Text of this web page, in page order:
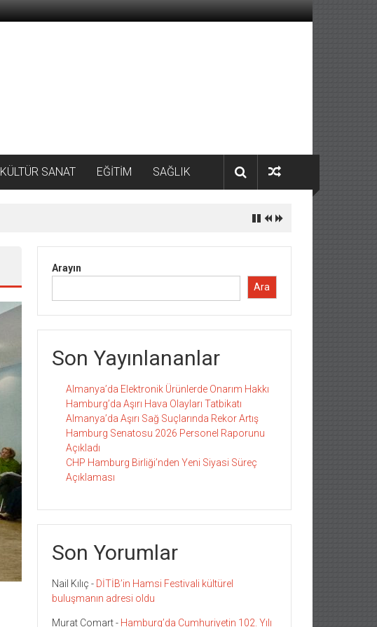
KÜLTÜR SANAT EĞİTİM SAĞLIK
Arayın
Ara
Son Yayınlananlar
Almanya’da Elektronik Ürünlerde Onarım Hakkı
Hamburg’da Aşırı Hava Olayları Tatbikatı
Almanya’da Aşırı Sağ Suçlarında Rekor Artış
Hamburg Senatosu 2026 Personel Raporunu
Açıkladı
CHP Hamburg Birliği’nden Yeni Siyasi Süreç
Açıklaması
Son Yorumlar
Nail Kılıç - DİTİB’in Hamsi Festivali kültürel
buluşmanın adresi oldu
Murat Comart- Hamburg’da Cumhuriyetin 102. Yılı